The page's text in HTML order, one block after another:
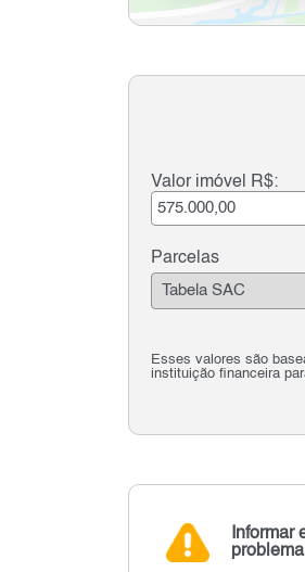
Valor imóvel R$:
Parcelas
Esses valores são
instituição financeira
Informar